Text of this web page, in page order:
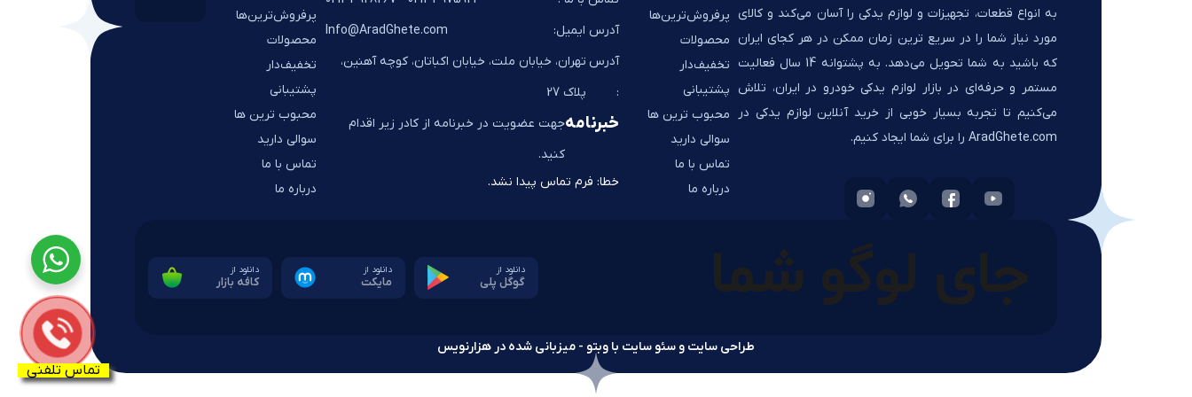
به انواع قطعات، تجهیزات و لوازم یدکی را آسان می‌کند و کالای
مورد نیاز شما را در سریع ترین زمان ممکن در هر کجای ایران
که باشید به شما تحویل می‌دهد. به پشتوانه 14 سال فعالیت
مستمر و حرفه‌ای در بازار لوازم یدکی خودرو در ایران، تلاش
می‌کنیم تا تجربه بسیار خوبی از خرید آنلاین لوازم یدکی در
AradGhete.com را برای شما ایجاد کنیم.
پرفروش‌ترین‌ها
محصولات
تخفیف‌دار
پشتیبانی
محبوب ترین ها
سوالی دارید
تماس با ما
درباره ما
آدرس ایمیل:
Info@AradGhete.com
آدرس
:
تهران، خیابان ملت، خیابان اکباتان، کوچه آهنین،
پلاک 27
خبرنامهجهت عضویت در خبرنامه از کادر زیر اقدام
کنید.
خطا: فرم تماس پیدا نشد.
پرفروش‌ترین‌ها
محصولات
تخفیف‌دار
پشتیبانی
محبوب ترین ها
سوالی دارید
تماس با ما
درباره ما
دانلود از
گوگل پلی
دانلود از
مایکت
دانلود از
کافه بازار
طراحی سایت و سئو سایت با وبتو - میزبانی شده در هزارنویس
تماس تلفنی